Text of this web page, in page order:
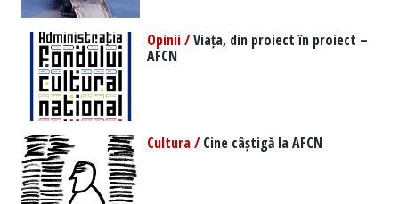
Opinii /Viața, din proiect în proiect –
AFCN
Cultura /Cine câștigă la AFCN